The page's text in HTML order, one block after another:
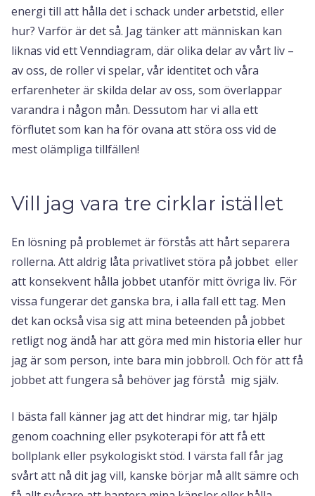
energi till att hålla det i schack under arbetstid, eller
hur? Varför är det så. Jag tänker att människan kan
liknas vid ett Venndiagram, där olika delar av vårt liv –
av oss, de roller vi spelar, vår identitet och våra
erfarenheter är skilda delar av oss, som överlappar
varandra i någon mån. Dessutom har vi alla ett
förflutet som kan ha för ovana att störa oss vid de
mest olämpliga tillfällen!
Vill jag vara tre cirklar istället
En lösning på problemet är förstås att hårt separera
rollerna. Att aldrig låta privatlivet störa på jobbet eller
att konsekvent hålla jobbet utanför mitt övriga liv. För
vissa fungerar det ganska bra, i alla fall ett tag. Men
det kan också visa sig att mina beteenden på jobbet
retligt nog ändå har att göra med min historia eller hur
jag är som person, inte bara min jobbroll. Och för att få
jobbet att fungera så behöver jag förstå mig själv.
I bästa fall känner jag att det hindrar mig, tar hjälp
genom coachning eller psykoterapi för att få ett
bollplank eller psykologiskt stöd. I värsta fall får jag
svårt att nå dit jag vill, kanske börjar må allt sämre och